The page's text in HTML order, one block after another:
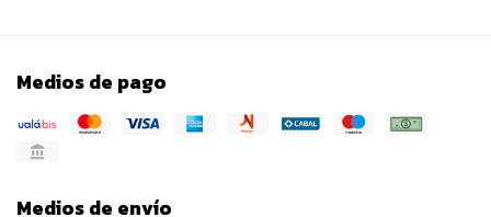
Medios de pago
Medios de envío